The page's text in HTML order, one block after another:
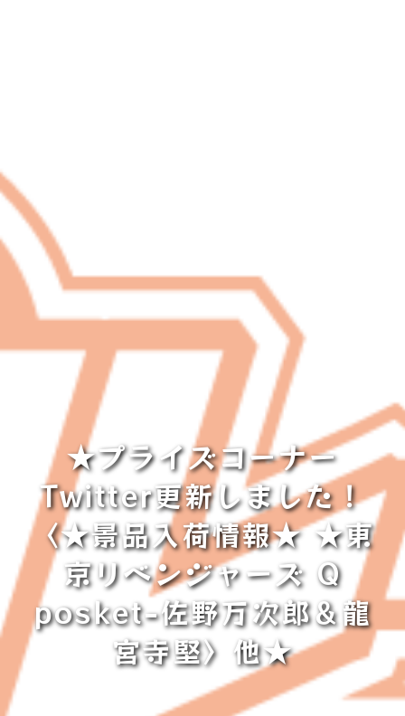
★プライズコーナー
Twitter更新しました！
〈★景品入荷情報★ ★東
京リベンジャーズ Q
posket-佐野万次郎＆龍
宮寺堅〉他★